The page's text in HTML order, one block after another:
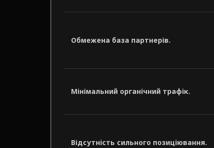
Обмежена база партнерів.
Мінімальний органічний трафік.
Відсутність сильного позиціювання.